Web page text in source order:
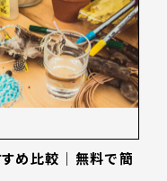
め比較｜無料で簡